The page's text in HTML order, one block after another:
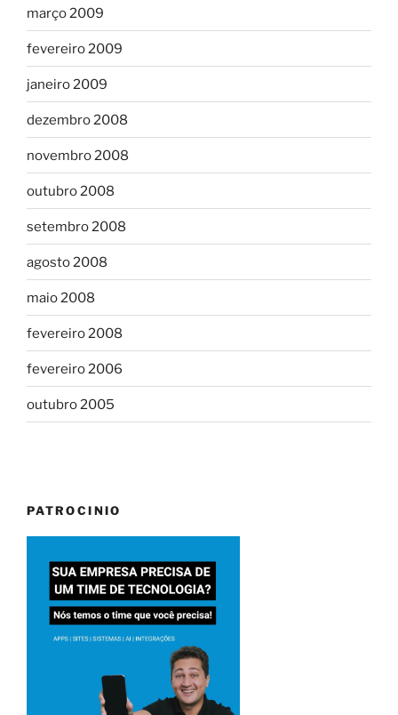
março 2009
fevereiro 2009
janeiro 2009
dezembro 2008
novembro 2008
outubro 2008
setembro 2008
agosto 2008
maio 2008
fevereiro 2008
fevereiro 2006
outubro 2005
PATROCINIO